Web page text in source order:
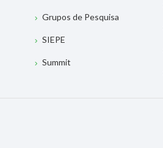
Grupos de Pesquisa
SIEPE
Summit